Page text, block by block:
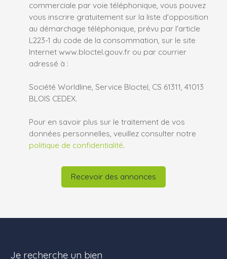
commerciale par voie téléphonique, vous pouvez
vous inscrire gratuitement sur la liste d'opposition
au démarchage téléphonique, prévu par l'article
L223-1 du code de la consommation, sur le site
Internet www.bloctel.gouv.fr ou par courrier
adressé à :
Société Worldline, Service Bloctel, CS 61311, 41013
BLOIS CEDEX.
Pour en savoir plus sur le traitement de vos
données personnelles, veuillez consulter notre
politique de confidentialité.
Recevoir des annonces
Je recherche un bien